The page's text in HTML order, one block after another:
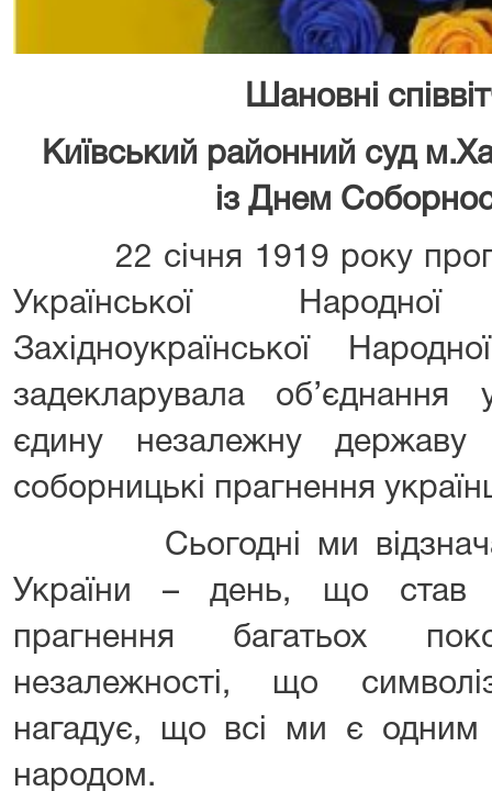
Шановні
Київський районний суд
із Днем
22 січня 1919 року
Української
Західноукраїнської
задекларувала об’єднання
єдину незалежну державу
соборницькі прагнення
Сьогодні ми
України – день, що став
прагнення багатьох
незалежності, що
нагадує, що всі ми є одним
народом.